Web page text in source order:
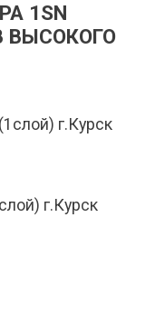
1SN
ВЫСОКОГО
г.Курск